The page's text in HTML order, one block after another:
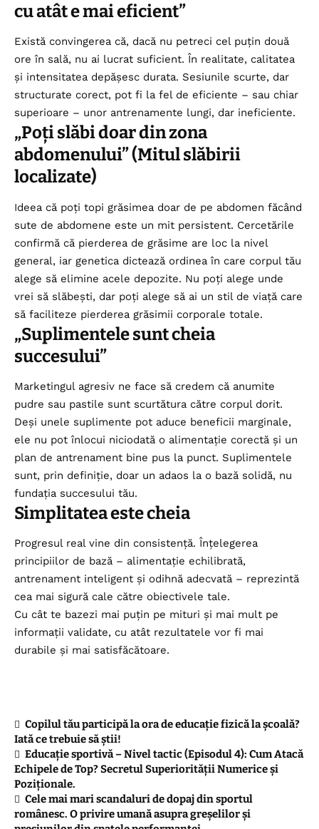
cu atât e mai eficient”
Există convingerea că, dacă nu petreci cel puțin două
ore în sală, nu ai lucrat suficient. În realitate, calitatea
și intensitatea depășesc durata. Sesiunile scurte, dar
structurate corect, pot fi la fel de eficiente – sau chiar
superioare – unor antrenamente lungi, dar ineficiente.
„Poți slăbi doar din zona
abdomenului” (Mitul slăbirii
localizate)
Ideea că poți topi grăsimea doar de pe abdomen făcând
sute de abdomene este un mit persistent. Cercetările
confirmă că pierderea de grăsime are loc la nivel
general, iar genetica dictează ordinea în care corpul tău
alege să elimine acele depozite. Nu poți alege unde
vrei să slăbești, dar poți alege să ai un stil de viață care
să faciliteze pierderea grăsimii corporale totale.
„Suplimentele sunt cheia
succesului”
Marketingul agresiv ne face să credem că anumite
pudre sau pastile sunt scurtătura către corpul dorit.
Deși unele suplimente pot aduce beneficii marginale,
ele nu pot înlocui niciodată o alimentație corectă și un
plan de antrenament bine pus la punct. Suplimentele
sunt, prin definiție, doar un adaos la o bază solidă, nu
fundația succesului tău.
Simplitatea este cheia
Progresul real vine din consistență. Înțelegerea
principiilor de bază – alimentație echilibrată,
antrenament inteligent și odihnă adecvată – reprezintă
cea mai sigură cale către obiectivele tale.
Cu cât te bazezi mai puțin pe mituri și mai mult pe
informații validate, cu atât rezultatele vor fi mai
durabile și mai satisfăcătoare.
Copilul tău participă la ora de educație fizică la școală?
Iată ce trebuie să știi!
Educație sportivă – Nivel tactic (Episodul 4): Cum Atacă
Echipele de Top? Secretul Superiorității Numerice și
Poziționale.
Cele mai mari scandaluri de dopaj din sportul
românesc. O privire umană asupra greșelilor și